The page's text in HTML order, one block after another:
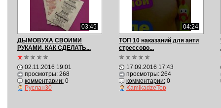
03:45
ДЫМОВУХА СВОИМИ
РУКАМИ. КАК СДЕЛАТЬ...
02.11.2016 19:01
просмотры: 268
комментарии:0
Руслан30
04:24
ТОП 10 наказаний для анти
стрессово...
17.09.2016 17:43
просмотры: 264
комментарии:0
KamikadzeTop